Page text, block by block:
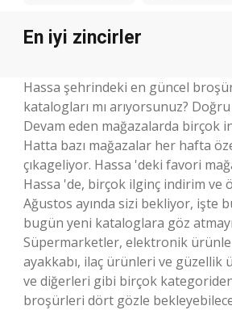
En iyi zincirler
Hassa şehrindeki en güncel
katalogları mı arıyorsunuz?
Devam eden mağazalarda birçok
Hatta bazı mağazalar her hafta
çıkageliyor. Hassa 'deki favori
Hassa 'de, birçok ilginç indirim ve
Ağustos ayında sizi bekliyor, işte
bugün yeni kataloglara göz
Süpermarketler, elektronik
ayakkabı, ilaç ürünleri ve güzellik
ve diğerleri gibi birçok
broşürleri dört gözle